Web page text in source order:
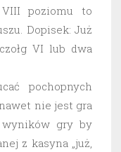
poziomu to
Dopisek: Już
VI lub dwa
pochopnych
nie jest gra
wyników gry by
z kasyna „już,